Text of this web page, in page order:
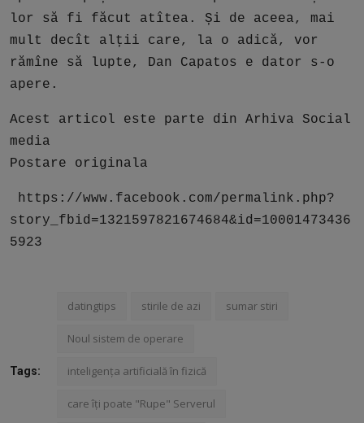
lor să fi făcut atîtea. Și de aceea, mai
mult decît alții care, la o adică, vor
rămîne să lupte, Dan Capatos e dator s-o
apere.
Acest articol este parte din Arhiva Social
media
Postare originala
https://www.facebook.com/permalink.php?
story_fbid=1321597821674684&id=10001473436
5923
Tags:
datingtips stirile de azi sumar stiri
Noul sistem de operare
inteligența artificială în fizică
care îți poate "Rupe" Serverul